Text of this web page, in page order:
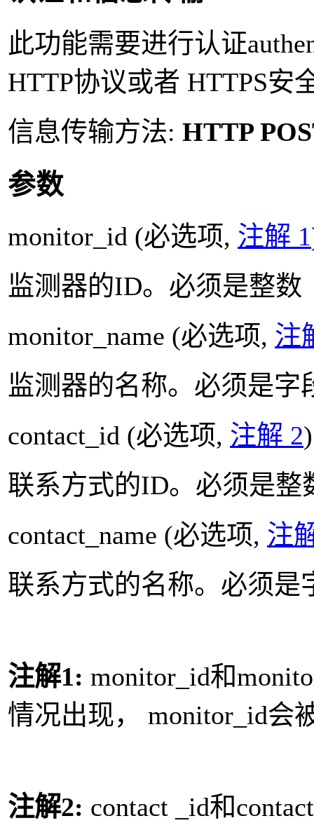
此功能需要进行认证
HTTP协议或者 HTTPS安
信息传输方法: HTTP
参数
monitor_id (必选项, 注解 1
监测器的ID。必须是整数
monitor_name (必选项, 注
监测器的名称。必须是字
contact_id (必选项, 注解 2)
联系方式的ID。必须是整
contact_name (必选项, 注
联系方式的名称。必须是
注解1: monitor_id和
情况出现， monitor_id会
注解2: contact _id和